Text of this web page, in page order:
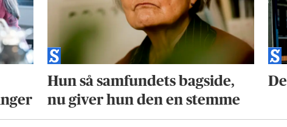
Hun så samfundets bagside,
nu giver hun den en stemme